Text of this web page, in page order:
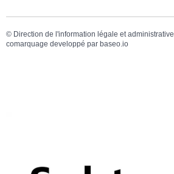
© Direction de l'information légale et administrative
comarquage developpé par baseo.io